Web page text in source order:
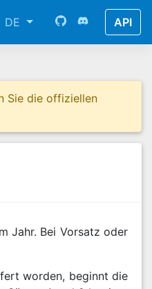
DE API
Sie die offiziellen
Jahr. Bei Vorsatz oder
worden, beginnt die